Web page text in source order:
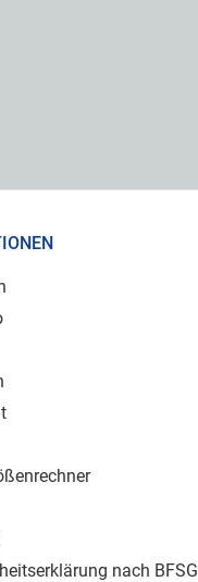
nach BFSG